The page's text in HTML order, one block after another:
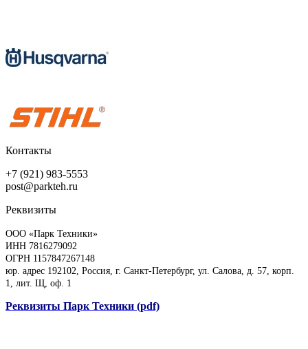
Контакты
+7 (921) 983-5553
post@parkteh.ru
Реквизиты
ООО «Парк Техники»
ИНН 7816279092
ОГРН 1157847267148
юр. адрес 192102, Россия, г. Санкт-Петербург, ул. Салова, д. 57, корп.
1, лит. Щ, оф. 1
Реквизиты Парк Техники (pdf)